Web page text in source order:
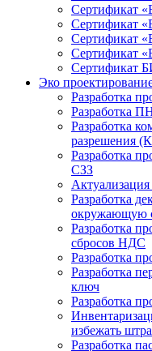
Сертификат
Сертификат
Сертификат
Сертификат
Сертификат
Эко
Разработка
Разработка
Разработка
разрешения
Разработка
СЗЗ
Разработка
окружающую
Разработка
сбросов НДС
Разработка
Разработка
ключ
Разработка
избежать
Разработка